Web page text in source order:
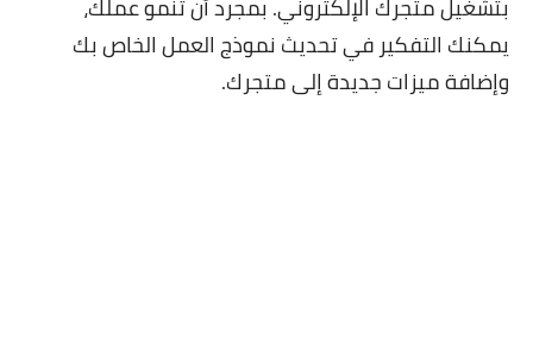
يمكنك التفكير في تحديث نموذج العمل الخاص بك
وإضافة ميزات جديدة إلى متجرك.